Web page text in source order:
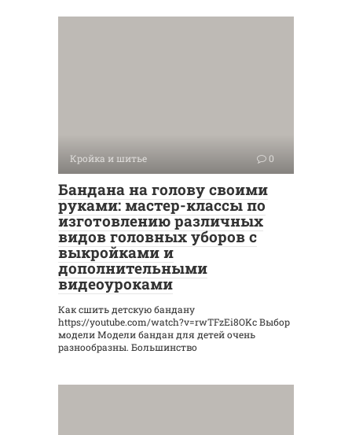
Кройка и шитье 0
Бандана на голову своими
руками: мастер-классы по
изготовлению различных
видов головных уборов с
выкройками и
дополнительными
видеоуроками
Как сшить детскую бандану
https://youtube.com/watch?v=rwTFzEi8OKc Выбор
модели Модели бандан для детей очень
разнообразны. Большинство